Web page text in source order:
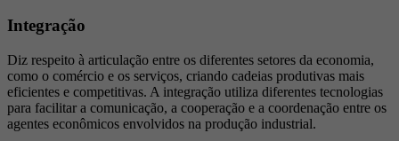
Integração
Diz respeito à articulação entre os diferentes setores da economia,
como o comércio e os serviços, criando cadeias produtivas mais
eficientes e competitivas. A integração utiliza diferentes tecnologias
para facilitar a comunicação, a cooperação e a coordenação entre os
agentes econômicos envolvidos na produção industrial.